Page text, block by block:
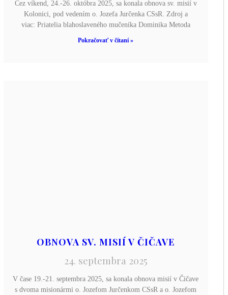
Cez víkend, 24.-26. októbra 2025, sa konala obnova sv. misií v
Kolonici, pod vedením o. Jozefa Jurčenka CSsR. Zdroj a
viac: Priatelia blahoslaveného mučeníka Dominika Metoda
Pokračovať v čítaní »
OBNOVA SV. MISIÍ V ČIČAVE
24. septembra 2025
V čase 19.-21. septembra 2025, sa konala obnova misií v Čičave
s dvoma misionármi o. Jozefom Jurčenkom CSsR a o. Jozefom